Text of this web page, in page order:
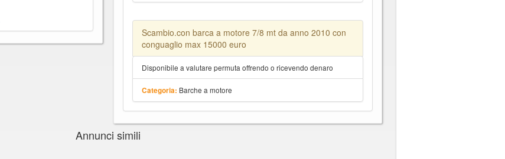
Scambio.con barca a motore 7/8 mt da anno 2010 con
conguaglio max 15000 euro
Disponibile a valutare permuta offrendo o ricevendo denaro
Categoria: Barche a motore
Annunci simili